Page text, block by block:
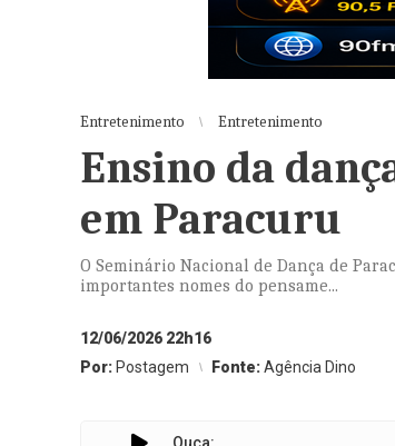
Entretenimento Entretenimento
Ensino da
em Paracuru
O Seminário Nacional de Dança de
importantes nomes do pensame...
12/06/2026 22h16
Por: Postagem Fonte:Agência Dino